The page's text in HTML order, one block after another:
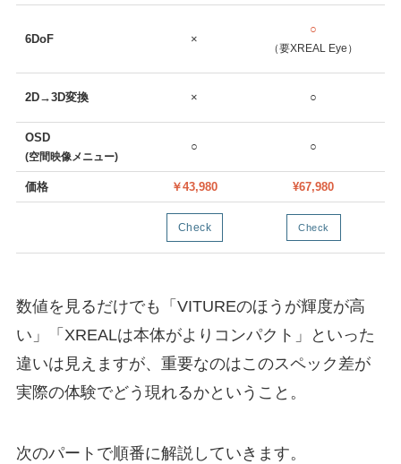
6DoF ×
○
（要XREAL Eye）
2D→3D変換 × ○
OSD
(空間映像メニュー)
○ ○
価格 ￥43,980 ¥67,980
Check Check
数値を見るだけでも「VITUREのほうが輝度が高
い」「XREALは本体がよりコンパクト」といった
違いは見えますが、重要なのはこのスペック差が
実際の体験でどう現れるかということ。
次のパートで順番に解説していきます。